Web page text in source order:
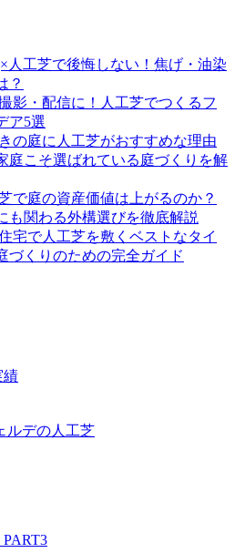
おり、驚くほど自然な風合いで
わたり美しい景観を維持でき、
な時間を割けない皆様へ、手間
提案いたします。住宅街でも、
ぐ対策として人工芝を選ばれる
と美観を両立させましょう。
ばれる信頼の品質が当社の自慢
ドームといった日本を代表する
的なテニスコートなど、激しい
る場所にもワイズヴェルデの人
この高い耐久性と、日常的なメ
広い敷地を管理される法人様や
れています。摩耗に強く、長期
の品質を一般のご家庭にもお届
な質感が実現されています。一
め、景観を重視する個人宅の主
る端のめくれや、仕上がりの差
、プロである私たちにお任せく
人工芝で後悔しない！焦げ・油染
？
影・配信に！人工芝でつくるフ
ア5選
の庭に人工芝がおすすめな理由
庭こそ選ばれている庭づくりを解
で庭の資産価値は上がるのか？
も関わる外構選びを徹底解説
宅で人工芝を敷くベストなタイ
づくりのための完全ガイド
績
ルデの人工芝